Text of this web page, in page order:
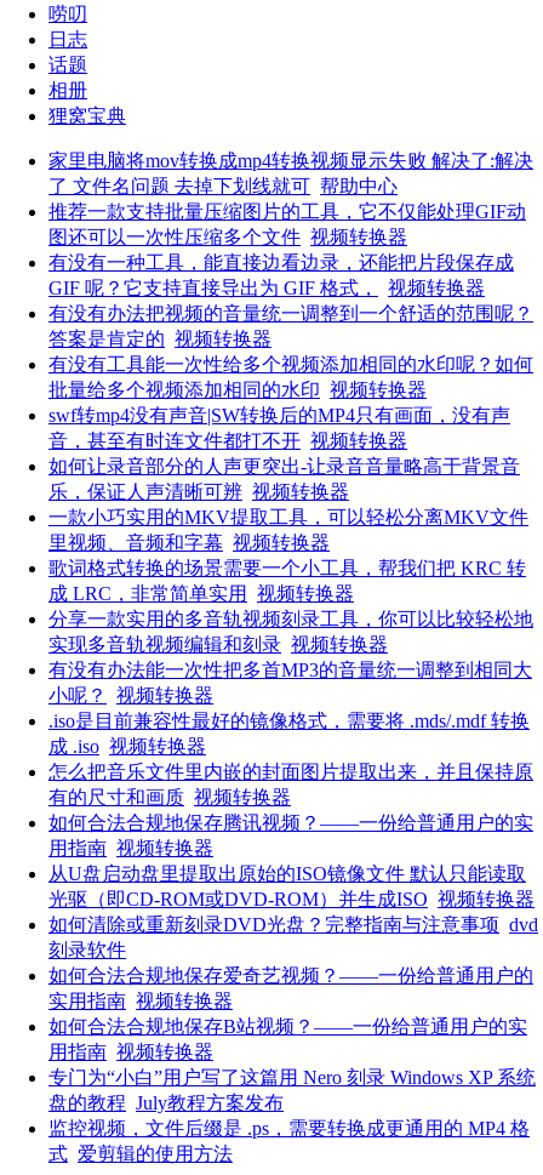
唠叨
日志
话题
相册
狸窝宝典
家里电脑将mov转换成mp4转换视频显示失败 解决了:解决
了 文件名问题 去掉下划线就可 帮助中心
推荐一款支持批量压缩图片的工具，它不仅能处理GIF动
图还可以一次性压缩多个文件 视频转换器
有没有一种工具，能直接边看边录，还能把片段保存成
GIF 呢？它支持直接导出为 GIF 格式，
视频转换器
有没有办法把视频的音量统一调整到一个舒适的范围呢？
答案是肯定的 视频转换器
有没有工具能一次性给多个视频添加相同的水印呢？如何
批量给多个视频添加相同的水印 视频转换器
swf转mp4没有声音|SW转换后的MP4只有画面，没有声
音，甚至有时连文件都打不开 视频转换器
如何让录音部分的人声更突出-让录音音量略高于背景音
乐，保证人声清晰可辨 视频转换器
一款小巧实用的MKV提取工具，可以轻松分离MKV文件
里视频、音频和字幕 视频转换器
歌词格式转换的场景需要一个小工具，帮我们把 KRC 转
成 LRC，非常简单实用
视频转换器
分享一款实用的多音轨视频刻录工具，你可以比较轻松地
实现多音轨视频编辑和刻录 视频转换器
有没有办法能一次性把多首MP3的音量统一调整到相同大
小呢？
视频转换器
.iso是目前兼容性最好的镜像格式，需要将 .mds/.mdf 转换
成 .iso 视频转换器
怎么把音乐文件里内嵌的封面图片提取出来，并且保持原
有的尺寸和画质 视频转换器
如何合法合规地保存腾讯视频？——一份给普通用户的实
用指南 视频转换器
从U盘启动盘里提取出原始的ISO镜像文件 默认只能读取
光驱（即CD-ROM或DVD-ROM）并生成ISO 视频转换器
如何清除或重新刻录DVD光盘？完整指南与注意事项 dvd
刻录软件
如何合法合规地保存爱奇艺视频？——一份给普通用户的
实用指南 视频转换器
如何合法合规地保存B站视频？——一份给普通用户的实
用指南 视频转换器
专门为“小白”用户写了这篇用 Nero 刻录 Windows XP 系统
盘的教程 July教程方案发布
监控视频，文件后缀是 .ps，需要转换成更通用的 MP4 格
式 爱剪辑的使用方法